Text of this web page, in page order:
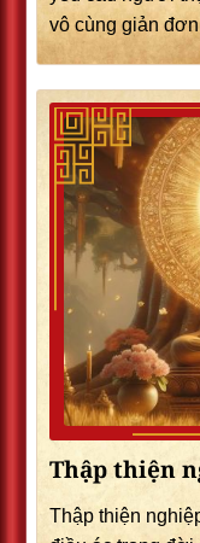
vô cùng giản
Thập thiện
Thập thiện